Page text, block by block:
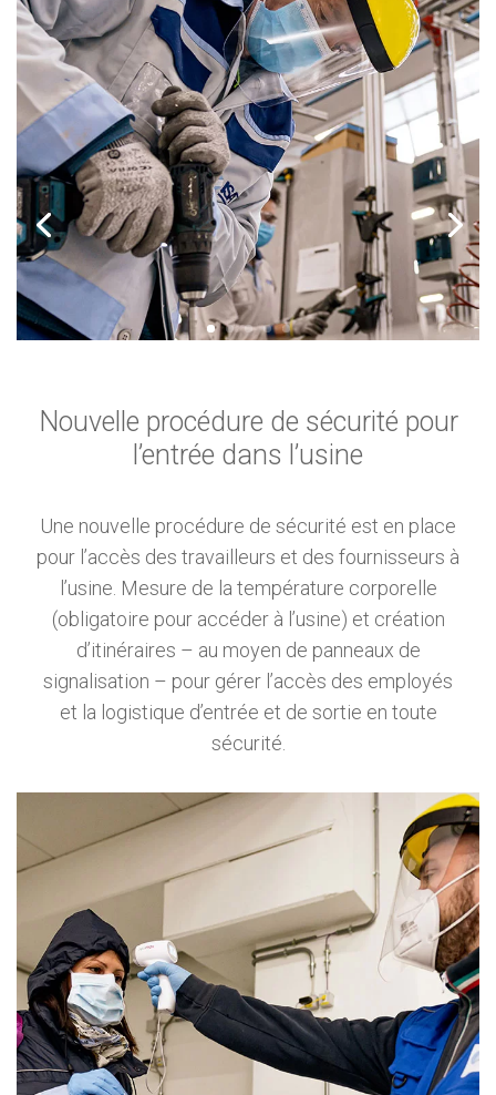
Nouvelle procédure de sécurité pour
l’entrée dans l’usine
Une nouvelle procédure de sécurité est en place
pour l’accès des travailleurs et des fournisseurs à
l’usine. Mesure de la température corporelle
(obligatoire pour accéder à l’usine) et création
d’itinéraires – au moyen de panneaux de
signalisation – pour gérer l’accès des employés
et la logistique d’entrée et de sortie en toute
sécurité.